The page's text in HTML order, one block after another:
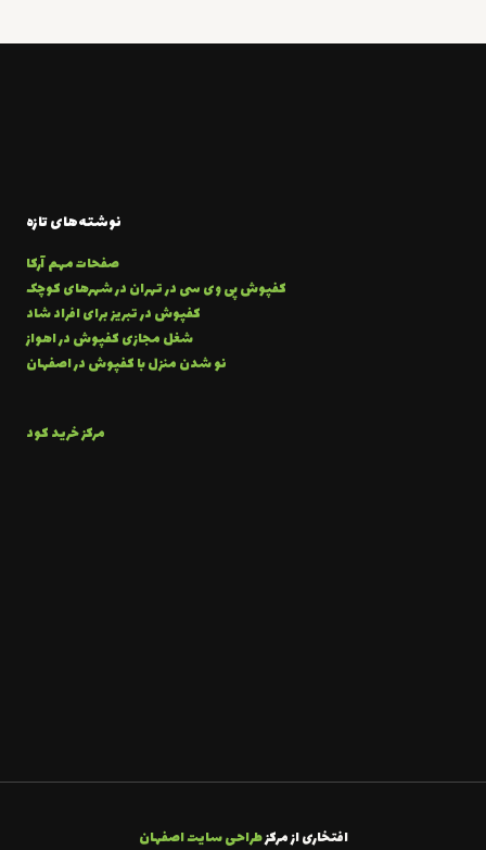
نوشته‌های تازه
صفحات مهم آرکا
کفپوش پی وی سی در تهران در شهرهای کوچک
کفپوش در تبریز برای افراد شاد
شغل مجازی کفپوش در اهواز
نو شدن منزل با کفپوش در اصفهان
مرکز خرید کود
افتخاری از مرکزطراحی سایت اصفهان